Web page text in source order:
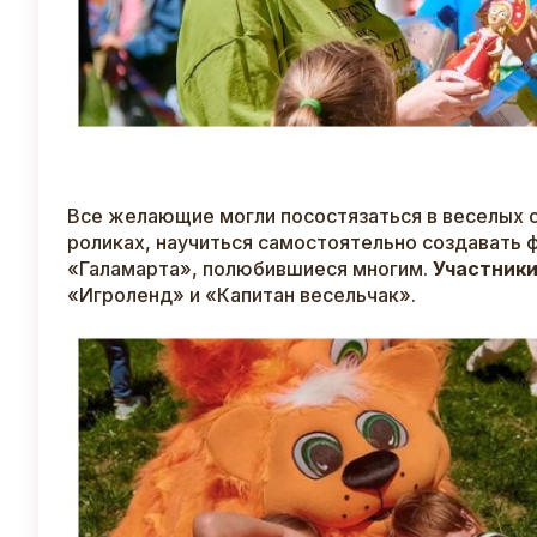
Все желающие могли посостязаться в веселых
роликах, научиться самостоятельно
«Галамарта», полюбившиеся многим.
«Игроленд» и «Капитан весельчак».